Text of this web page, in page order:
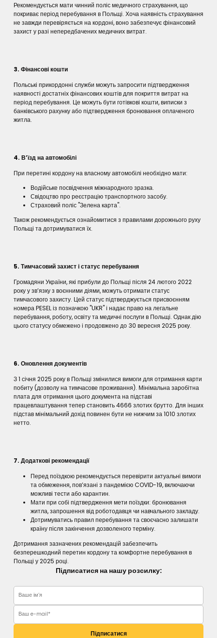
Рекомендується мати чинний поліс медичного страхування, що
покриває період перебування в Польщі. Хоча наявність страхування
не завжди перевіряється на кордоні, воно забезпечує фінансовий
захист у разі непередбачених медичних витрат.
3. Фінансові кошти
Польські прикордонні служби можуть запросити підтвердження
наявності достатніх фінансових коштів для покриття витрат на
період перебування. Це можуть бути готівкові кошти, виписки з
банківського рахунку або підтвердження бронювання оплаченого
житла.
4. В’їзд на автомобілі
При перетині кордону на власному автомобілі необхідно мати:
Водійське посвідчення міжнародного зразка.
Свідоцтво про реєстрацію транспортного засобу.
Страховий поліс "Зелена карта".
Також рекомендується ознайомитися з правилами дорожнього руху
Польщі та дотримуватися їх.
5. Тимчасовий захист і статус перебування
Громадяни України, які прибули до Польщі після 24 лютого 2022
року у зв’язку з воєнними діями, можуть отримати статус
тимчасового захисту. Цей статус підтверджується присвоєнням
номера PESEL із позначкою "UKR" і надає право на легальне
перебування, роботу, освіту та медичні послуги в Польщі. Однак дію
цього статусу обмежено і продовжено до 30 вересня 2025 року.
6. Оновлення документів
З 1 січня 2025 року в Польщі змінилися вимоги для отримання карти
побиту (дозволу на тимчасове проживання). Мінімальна заробітна
плата для отримання цього документа на підставі
працевлаштування тепер становить 4666 злотих брутто. Для інших
підстав мінімальний дохід повинен бути не нижчим за 1010 злотих
нетто.
7. Додаткові рекомендації
Перед поїздкою рекомендується перевірити актуальні вимоги
та обмеження, пов’язані з пандемією COVID-19, включаючи
можливі тести або карантин.
Мати при собі підтвердження мети поїздки: бронювання
житла, запрошення від роботодавця чи навчального закладу.
Дотримуватись правил перебування та своєчасно залишати
країну після закінчення дозволеного терміну.
Дотримання зазначених рекомендацій забезпечить
безперешкодний перетин кордону та комфортне перебування в
Польщі у 2025 році.
Підписатися на нашу розсилку:
Підписатися